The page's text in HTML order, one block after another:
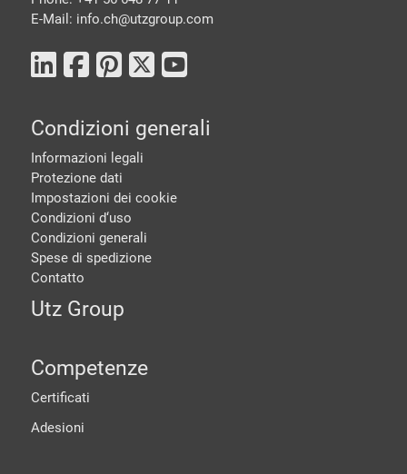
E-Mail: info.ch@utzgroup.com
Condizioni generali
Informazioni legali
Protezione dati
Impostazioni dei cookie
Condizioni d‘uso
Condizioni generali
Spese di spedizione
Contatto
Utz Group
Competenze
Certificati
Adesioni